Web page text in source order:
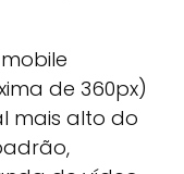
de 360px)
mais alto do